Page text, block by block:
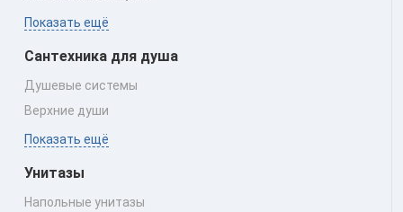
Показать ещё
Сантехника для душа
Душевые системы
Верхние души
Показать ещё
Унитазы
Напольные унитазы